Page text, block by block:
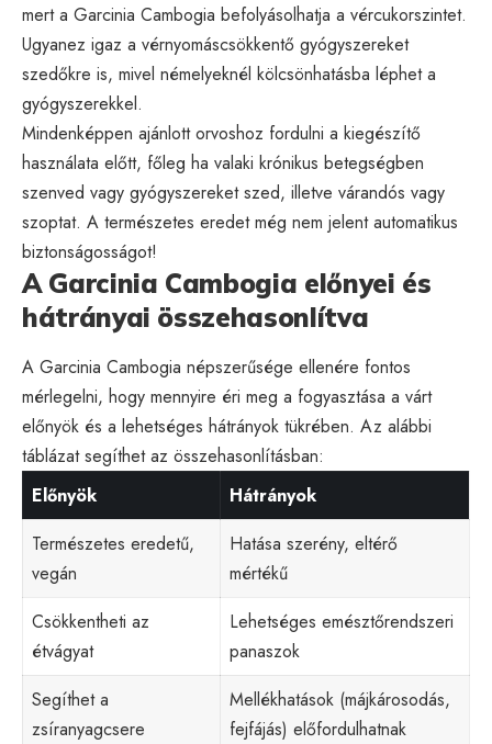
mert a Garcinia Cambogia befolyásolhatja a vércukorszintet.
Ugyanez igaz a vérnyomáscsökkentő gyógyszereket
szedőkre is, mivel némelyeknél kölcsönhatásba léphet a
gyógyszerekkel.
Mindenképpen ajánlott orvoshoz fordulni a kiegészítő
használata előtt, főleg ha valaki krónikus betegségben
szenved vagy gyógyszereket szed, illetve várandós vagy
szoptat. A természetes eredet még nem jelent automatikus
biztonságosságot!
A Garcinia Cambogia előnyei és
hátrányai összehasonlítva
A Garcinia Cambogia népszerűsége ellenére fontos
mérlegelni, hogy mennyire éri meg a fogyasztása a várt
előnyök és a lehetséges hátrányok tükrében. Az alábbi
táblázat segíthet az összehasonlításban:
Előnyök
Hátrányok
Természetes eredetű,
vegán
Hatása szerény, eltérő
mértékű
Csökkentheti az
étvágyat
Lehetséges emésztőrendszeri
panaszok
Segíthet a
zsíranyagcsere
Mellékhatások (májkárosodás,
fejfájás) előfordulhatnak